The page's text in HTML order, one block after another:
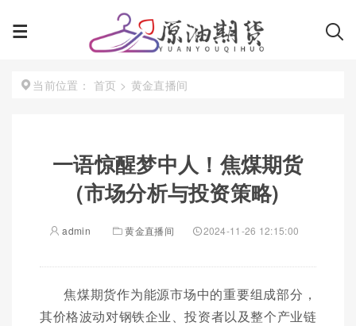
当前位置： 首页 > 黄金直播间
一语惊醒梦中人！焦煤期货
(市场分析与投资策略)
admin 黄金直播间 2024-11-26 12:15:00
焦煤期货作为能源市场中的重要组成部分，
其价格波动对钢铁企业、投资者以及整个产业链